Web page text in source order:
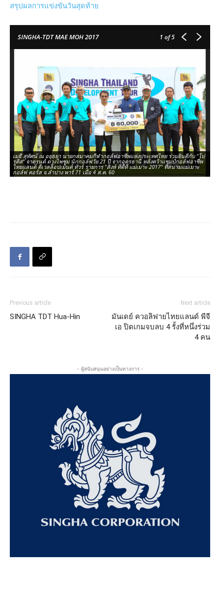
สรุปผลการแข่งขันวันสุดท้าย
SINGHA-TDT MAE MOH 2017 1 of 5
เมธี สุทัศน์ ณ อยุธยา นายกสมาคมกีฬากอล์ฟอาชีพแห่งประเทศไทย ร่วมยินดีกับ "โป
รดิส" จาตุรนต์ ดวงไพชุม นักกอล์ฟวัย 21 ปี จากอุดรธานี หลังคว้าแชมป์กอล์ฟอาชีพ
ไทยแลนด์ ดีเวลล็อปเม้นต์ ทัวร์ รายการ "สิงห์ ทีดีที แม่เมาะ 2017" ที่สนามแม่เมาะ
กอล์ฟ คอร์ส จ.ลำปาง พาร์ 71 เมื่อ 4 ส.ค. 60
Previous article
SINGHA TDT Hua-Hin
Next article
มันเดย์ ควอลิฟายไทยแลนด์ พีจี
เอ ปิดเกมจบลบ 4 รั้งที่หนึ่งร่วม
4 คน
- ผู้สนับสนุนอย่างเป็นทางการ -